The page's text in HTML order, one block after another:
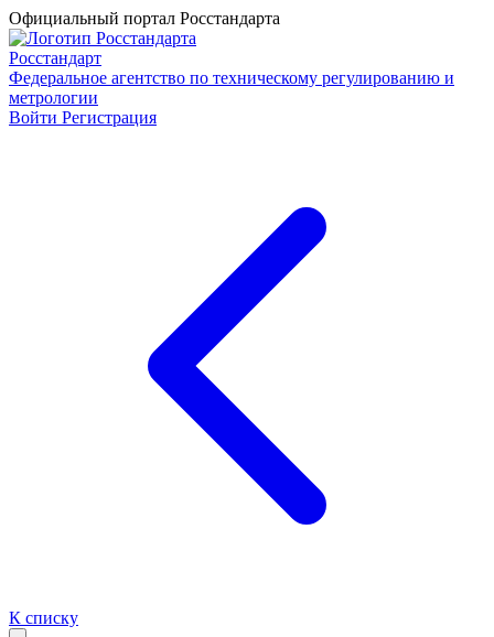
Официальный портал Росстандарта
Росстандарт
Федеральное агентство по техническому регулированию и
метрологии
Войти Регистрация
К списку